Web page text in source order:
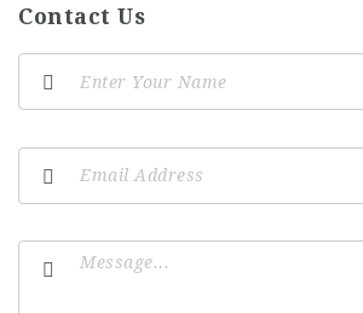
Contact Us